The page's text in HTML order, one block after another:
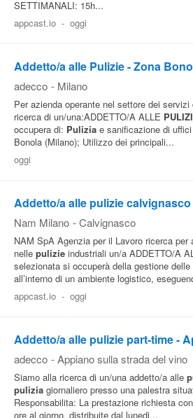
SETTIMANALI: 15h...
appcast.io - oggi
Addetto/a alle Pulizie - Zona
adecco - Milano
Per azienda operante nel settore dei servizi
ricerca di un/una:ADDETTO/A ALLE
occupera di: Pulizia e sanificazione di
Bonola (Milano); Utilizzo dei principali...
oggi
Addetto/a alle pulizie calvignasco
Nam Milano - Calvignasco
NAM SpA Agenzia per il Lavoro ricerca
nelle pulizie industriali un/a ADDETTO/A
selezionata si occuperà della gestione
all’interno di un ambiente logistico,
appcast.io - oggi
Addetto/a alle pulizie part-time -
adecco - Appiano sulla strada del vino
Siamo alla ricerca di un/una addetto/a alle
pulizia giornaliero presso una palestra
Responsabilita: La prestazione richiesta
ore al giorno, distribuite dal lunedi...